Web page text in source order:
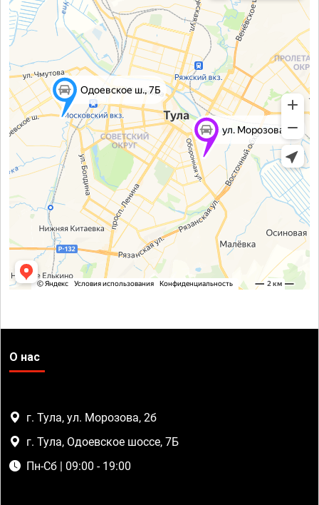
О нас
г. Тула, ул. Морозова, 2б
г. Тула, Одоевское шоссе, 7Б
Пн-Сб | 09:00 - 19:00